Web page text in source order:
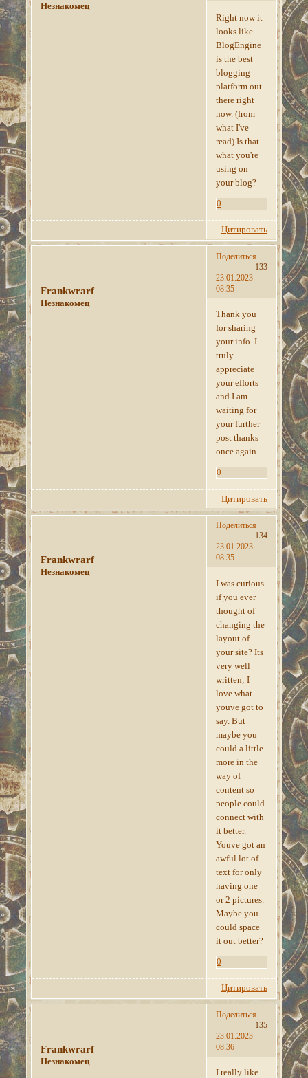
Незнакомец
Right now it
looks like
BlogEngine
is the best
blogging
platform out
there right
now. (from
what I've
read) Is that
what you're
using on
your blog?
0
Цитировать
Поделиться
133
23.01.2023
08:35
Frankwrarf
Незнакомец
Thank you
for sharing
your info. I
truly
appreciate
your efforts
and I am
waiting for
your further
post thanks
once again.
0
Цитировать
Поделиться
134
23.01.2023
08:35
Frankwrarf
Незнакомец
I was curious
if you ever
thought of
changing the
layout of
your site? Its
very well
written; I
love what
youve got to
say. But
maybe you
could a little
more in the
way of
content so
people could
connect with
it better.
Youve got an
awful lot of
text for only
having one
or 2 pictures.
Maybe you
could space
it out better?
0
Цитировать
Поделиться
135
23.01.2023
08:36
Frankwrarf
Незнакомец
I really like